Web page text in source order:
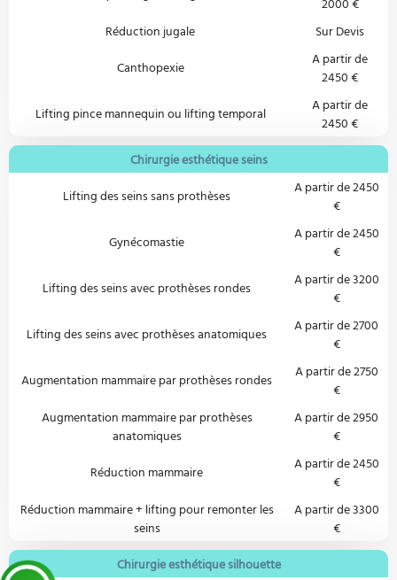
Réduction jugale
Sur Devis
Canthopexie
A partir de
2450 €
Lifting pince mannequin ou lifting temporal
A partir de
2450 €
Chirurgie esthétique seins
Lifting des seins sans prothèses
A partir de 2450
€
Gynécomastie
A partir de 2450
€
Lifting des seins avec prothèses rondes
A partir de 3200
€
Lifting des seins avec prothèses anatomiques
A partir de 2700
€
Augmentation mammaire par prothèses rondes
A partir de 2750
€
Augmentation mammaire par prothèses
anatomiques
A partir de 2950
€
Réduction mammaire
A partir de 2450
€
Réduction mammaire + lifting pour remonter les
seins
A partir de 3300
€
Chirurgie esthétique silhouette